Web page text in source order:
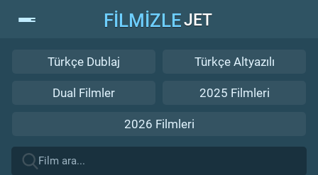
FİLMİZLEJET
Türkçe Dublaj Türkçe Altyazılı
Dual Filmler 2025 Filmleri
2026 Filmleri